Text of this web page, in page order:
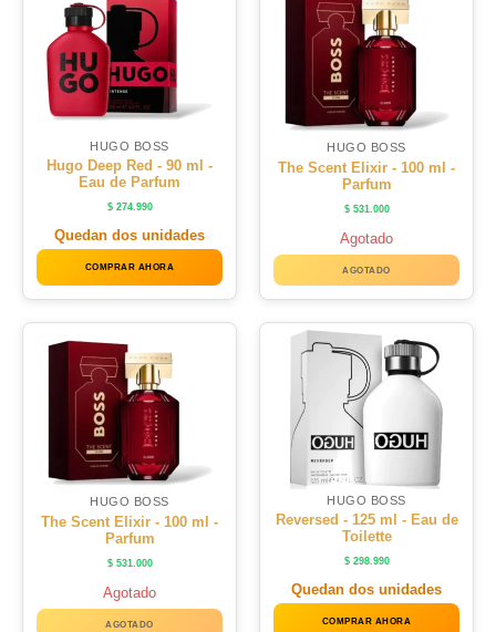
HUGO BOSS
Hugo Deep Red - 90 ml -
Eau de Parfum
$274.990
Quedan dos unidades
COMPRAR AHORA
HUGO BOSS
The Scent Elixir - 100 ml -
Parfum
$531.000
Agotado
AGOTADO
HUGO BOSS
The Scent Elixir - 100 ml -
Parfum
$531.000
Agotado
AGOTADO
HUGO BOSS
Reversed - 125 ml - Eau de
Toilette
$298.990
Quedan dos unidades
COMPRAR AHORA